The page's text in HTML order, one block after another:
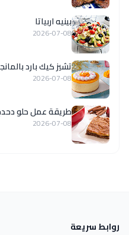
بينيه اربياتا
2026-07-08
تشيز كيك بارد
2026-07-08
طريقة عمل حلو
2026-07-08
روابط سريعة